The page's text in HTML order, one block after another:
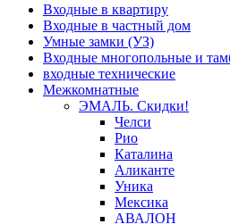
Входные в квартиру
Входные в частный дом
Умные замки (УЗ)
Входные многопольные и
входные технические
Межкомнатные
ЭМАЛЬ. Скидки!
Челси
Рио
Каталина
Аликанте
Уника
Мексика
АВАЛОН